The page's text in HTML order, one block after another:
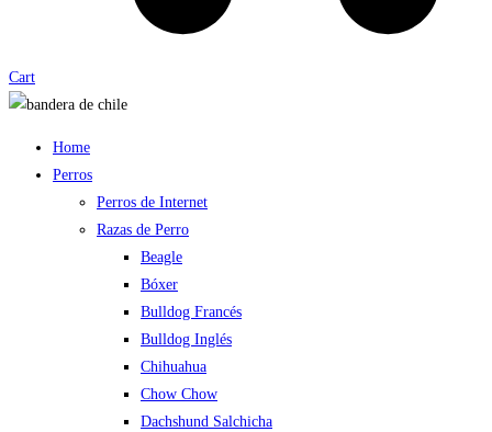
Cart
Home
Perros
Perros de Internet
Razas de Perro
Beagle
Bóxer
Bulldog Francés
Bulldog Inglés
Chihuahua
Chow Chow
Dachshund Salchicha